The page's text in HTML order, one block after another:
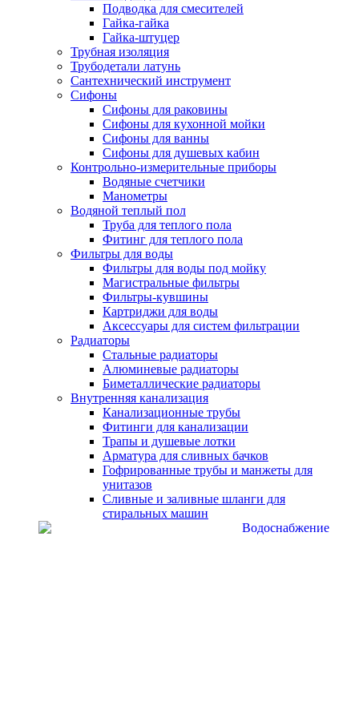
Подводка для смесителей
Гайка-гайка
Гайка-штуцер
Трубная изоляция
Трубодетали латунь
Сантехнический инструмент
Сифоны
Сифоны для раковины
Сифоны для кухонной мойки
Сифоны для ванны
Сифоны для душевых кабин
Контрольно-измерительные приборы
Водяные счетчики
Манометры
Водяной теплый пол
Труба для теплого пола
Фитинг для теплого пола
Фильтры для воды
Фильтры для воды под мойку
Магистральные фильтры
Фильтры-кувшины
Картриджи для воды
Аксессуары для систем фильтрации
Радиаторы
Стальные радиаторы
Алюминевые радиаторы
Биметаллические радиаторы
Внутренняя канализация
Канализационные трубы
Фитинги для канализации
Трапы и душевые лотки
Арматура для сливных бачков
Гофрированные трубы и манжеты для
унитазов
Сливные и заливные шланги для
стиральных машин